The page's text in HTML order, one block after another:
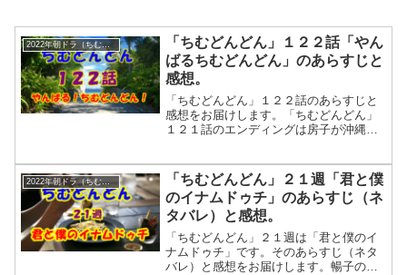
2022年朝ドラ（ちむどんどん）
「ちむどんどん」１２２話「やん
ばるちむどんどん」のあらすじと
感想。
「ちむどんどん」１２２話のあらすじと
感想をお届けします。「ちむどんどん」
１２１話のエンディングは房子が沖縄に
ンの映像で終わりました。その内容は優
子に大里五郎を会わせるためでした。
「ちむどんどん」１２２話「やんばるち
むどんどん」のあらすじ。放送日：９月
２７日優子のもとを訪れたのは、大里五
郎とその娘の大里悦子。どうしても優子
に渡し...
2022年朝ドラ（ちむどんどん）
「ちむどんどん」２１週「君と僕
のイナムドゥチ」のあらすじ（ネ
タバレ）と感想。
「ちむどんどん」２１週は「君と僕のイ
ナムドゥチ」です。そのあらすじ（ネタ
バレ）と感想をお届けします。暢子の店